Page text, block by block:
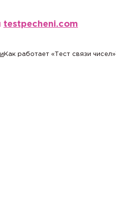
testpecheni.com
Как работает «Тест связи чисел»